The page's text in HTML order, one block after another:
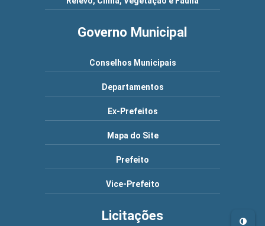
Governo Municipal
Conselhos Municipais
Departamentos
Ex-Prefeitos
Mapa do Site
Prefeito
Vice-Prefeito
Licitações